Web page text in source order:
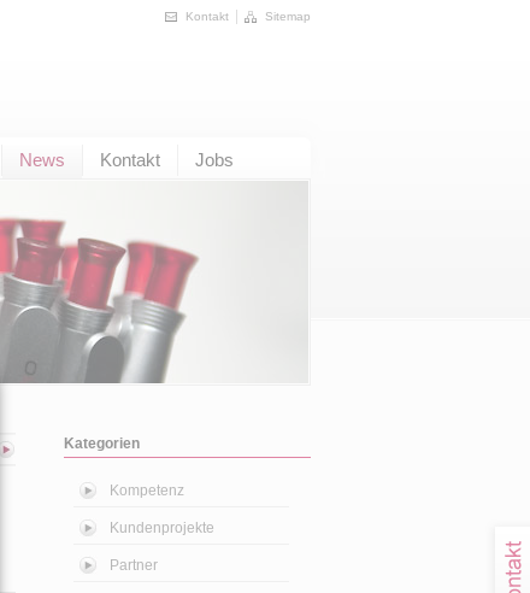
Kontakt Sitemap
News Kontakt Jobs
Kategorien
Kompetenz
Kundenprojekte
Partner